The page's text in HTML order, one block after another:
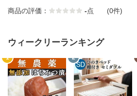
商品の評価： -点 (0件)
ウィークリーランキング
1 2